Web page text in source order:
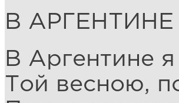
В
В Аргентине
Той весною,